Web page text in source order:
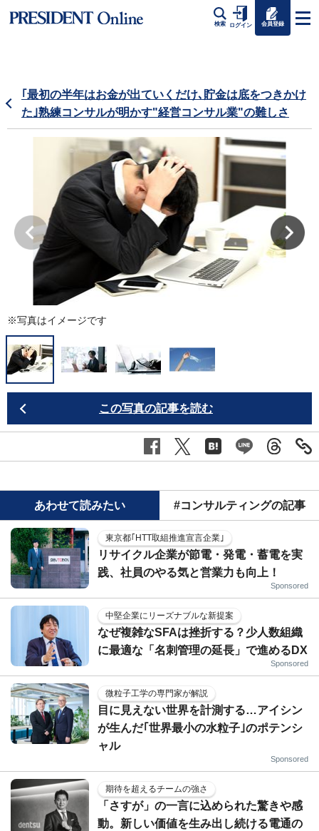
検索 ログイン 会員登録
｢最初の半年はお金が出ていくだけ､貯金は底をつきかけ
た｣熟練コンサルが明かす"経営コンサル業"の難しさ
※写真はイメージです
この写真の記事を読む
あわせて読みたい #コンサルティングの記事
東京都｢HTT取組推進宣言企業｣
リサイクル企業が節電・発電・蓄電を実
践、社員のやる気と営業力も向上！
Sponsored
中堅企業にリーズナブルな新提案
なぜ複雑なSFAは挫折する？少人数組織
に最適な「名刺管理の延長」で進めるDX
Sponsored
微粒子工学の専門家が解説
目に見えない世界を計測する…アイシン
が生んだ｢世界最小の水粒子｣のポテンシ
ャル
Sponsored
期待を超えるチームの強さ
「さすが」の一言に込められた驚きや感
動。新しい価値を生み出し続ける電通の